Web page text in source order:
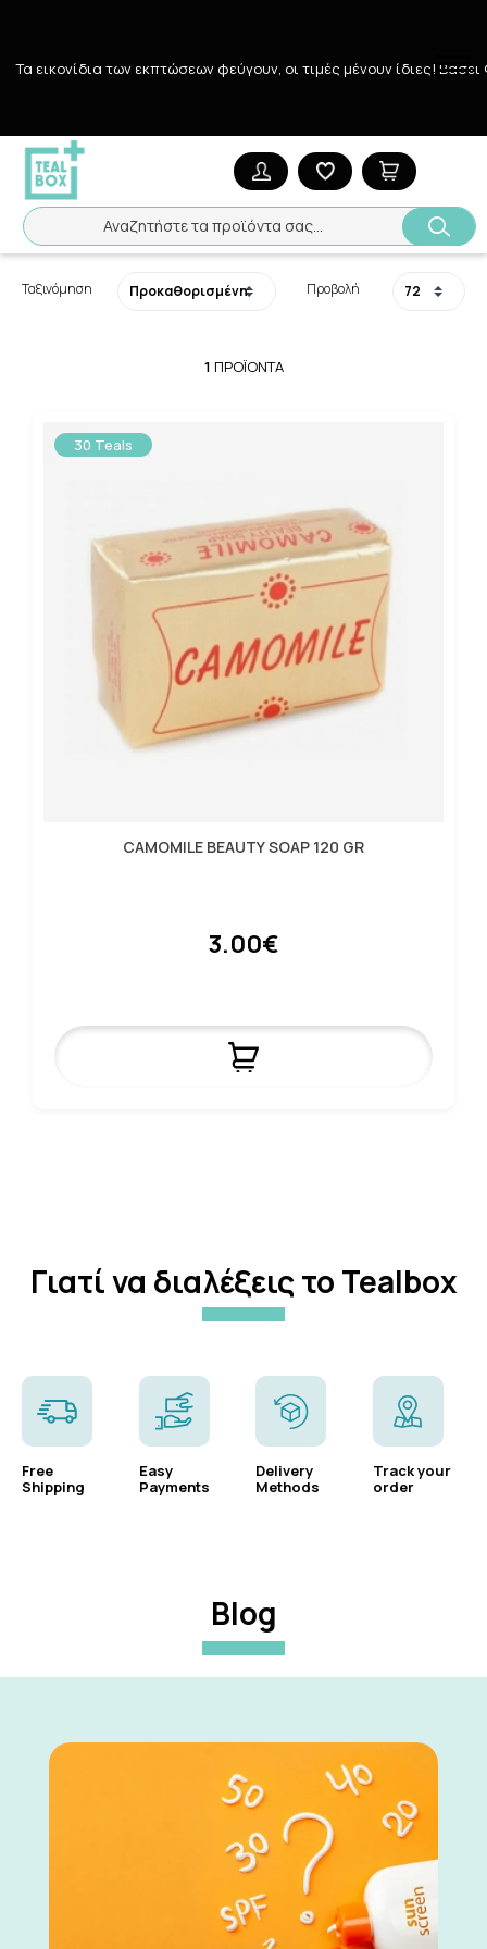
Τα εικονίδια των εκπτώσεων φεύγουν, οι τιμές μένουν ίδιες!
Αναζητήστε τα προϊόντα σας...
Αναζήτηση
Αρχική Εταιρίες CAMOMILE
CAMOMILE
Ταξινόμηση Προβολή
1 ΠΡΟΪΌΝΤΑ
30 Teals
CAMOMILE BEAUTY SOAP 120 GR
3.00€
Γιατί να διαλέξεις το Tealbox
Free
Shipping
Easy
Payments
Delivery
Methods
Track your
order
Blog